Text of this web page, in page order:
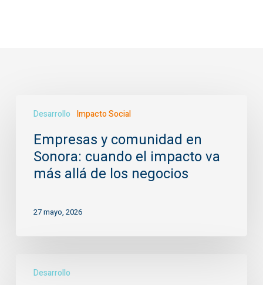
Desarrollo Impacto Social
Sonora:
cuando
Empresas y comunidad en
Sonora: cuando el impacto va
más allá de los negocios
27 mayo, 2026
Desarrollo